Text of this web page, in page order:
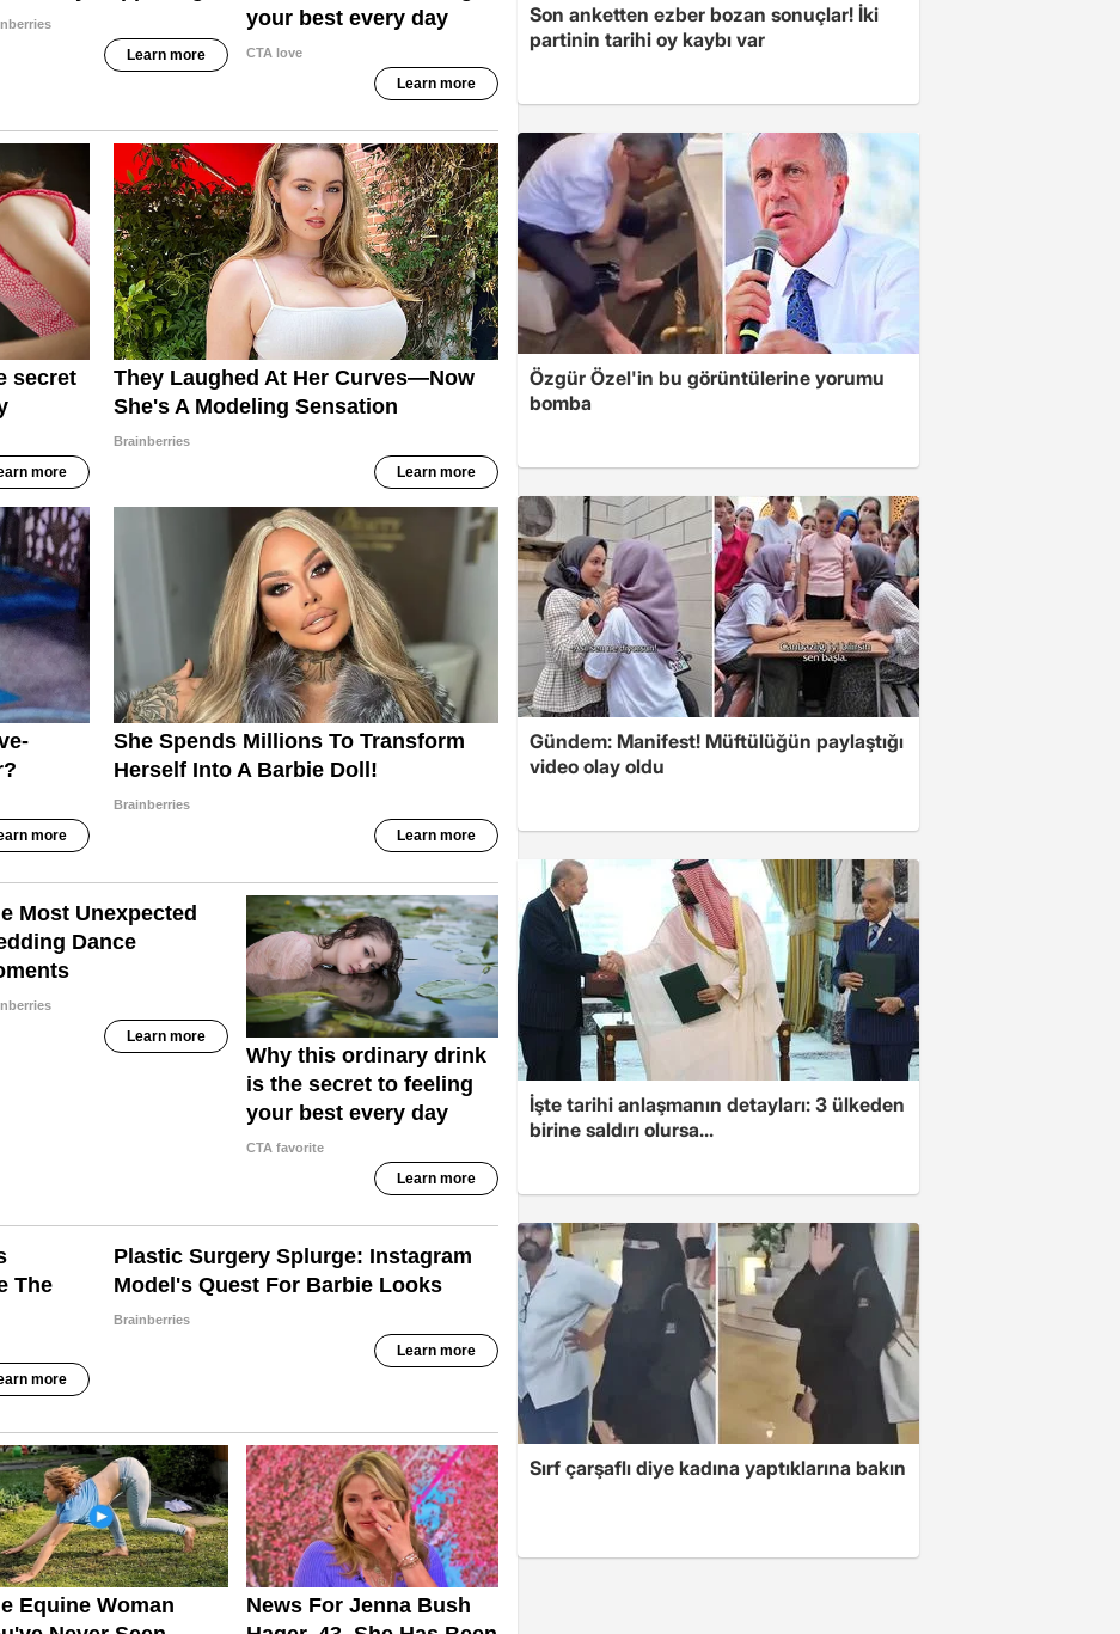
Son anketten ezber bozan sonuçlar! İki
partinin tarihi oy kaybı var
Özgür Özel'in bu görüntülerine yorumu
bomba
Gündem: Manifest! Müftülüğün paylaştığı
video olay oldu
İşte tarihi anlaşmanın detayları: 3 ülkeden
birine saldırı olursa...
Sırf çarşaflı diye kadına yaptıklarına bakın